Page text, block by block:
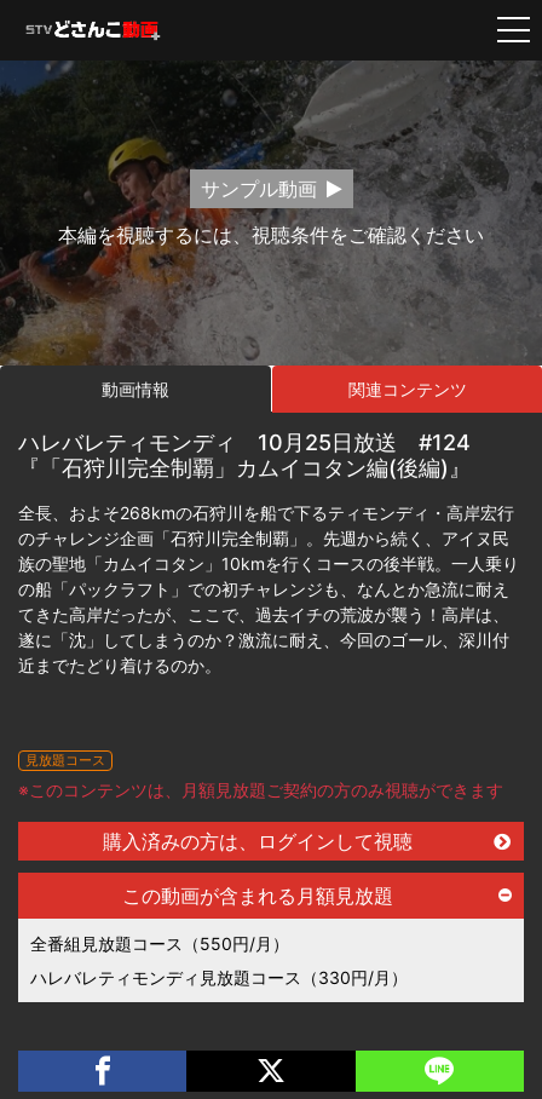
サンプル動画
本編を視聴するには、視聴条件をご確認ください
動画情報 関連コンテンツ
ハレバレティモンディ 10月25日放送 #124
『「石狩川完全制覇」カムイコタン編(後編)』
全長、およそ268kmの石狩川を船で下るティモンディ・高岸宏行
のチャレンジ企画「石狩川完全制覇」。先週から続く、アイヌ民
族の聖地「カムイコタン」10kmを行くコースの後半戦。一人乗り
の船「パックラフト」での初チャレンジも、なんとか急流に耐え
てきた高岸だったが、ここで、過去イチの荒波が襲う！高岸は、
遂に「沈」してしまうのか？激流に耐え、今回のゴール、深川付
近までたどり着けるのか。
見放題コース
※このコンテンツは、月額見放題ご契約の方のみ視聴ができます
購入済みの方は、ログインして視聴
この動画が含まれる月額見放題
全番組見放題コース（550円/月）
ハレバレティモンディ見放題コース（330円/月）